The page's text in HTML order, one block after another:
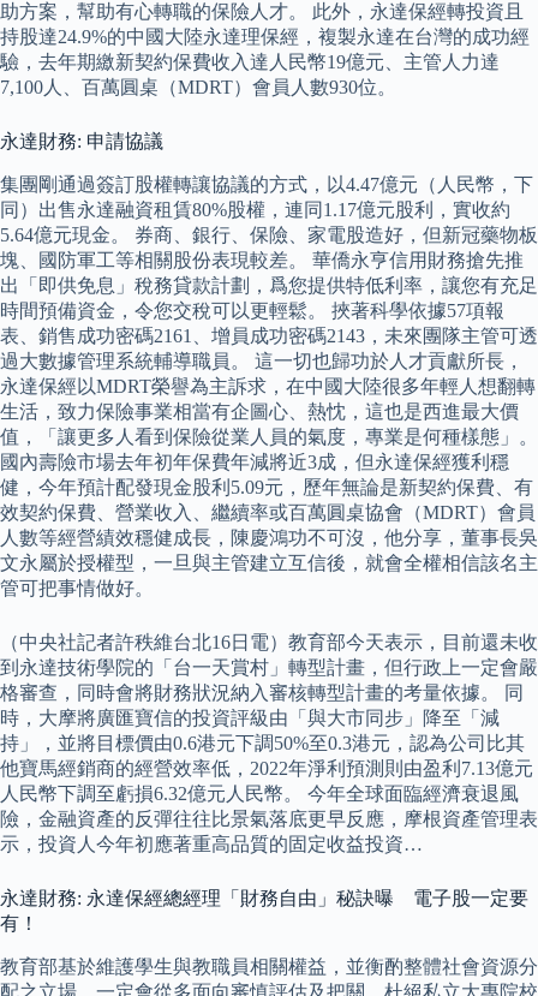
助方案，幫助有心轉職的保險人才。 此外，永達保經轉投資且
持股達24.9%的中國大陸永達理保經，複製永達在台灣的成功經
驗，去年期繳新契約保費收入達人民幣19億元、主管人力達
7,100人、百萬圓桌（MDRT）會員人數930位。
永達財務: 申請協議
集團剛通過簽訂股權轉讓協議的方式，以4.47億元（人民幣，下
同）出售永達融資租賃80%股權，連同1.17億元股利，實收約
5.64億元現金。 券商、銀行、保險、家電股造好，但新冠藥物板
塊、國防軍工等相關股份表現較差。 華僑永亨信用財務搶先推
出「即供免息」稅務貸款計劃，爲您提供特低利率，讓您有充足
時間預備資金，令您交稅可以更輕鬆。 挾著科學依據57項報
表、銷售成功密碼2161、增員成功密碼2143，未來團隊主管可透
過大數據管理系統輔導職員。 這一切也歸功於人才貢獻所長，
永達保經以MDRT榮譽為主訴求，在中國大陸很多年輕人想翻轉
生活，致力保險事業相當有企圖心、熱忱，這也是西進最大價
值，「讓更多人看到保險從業人員的氣度，專業是何種樣態」。
國內壽險市場去年初年保費年減將近3成，但永達保經獲利穩
健，今年預計配發現金股利5.09元，歷年無論是新契約保費、有
效契約保費、營業收入、繼續率或百萬圓桌協會（MDRT）會員
人數等經營績效穩健成長，陳慶鴻功不可沒，他分享，董事長吳
文永屬於授權型，一旦與主管建立互信後，就會全權相信該名主
管可把事情做好。
（中央社記者許秩維台北16日電）教育部今天表示，目前還未收
到永達技術學院的「台一天賞村」轉型計畫，但行政上一定會嚴
格審查，同時會將財務狀況納入審核轉型計畫的考量依據。 同
時，大摩將廣匯寶信的投資評級由「與大市同步」降至「減
持」，並將目標價由0.6港元下調50%至0.3港元，認為公司比其
他寶馬經銷商的經營效率低，2022年淨利預測則由盈利7.13億元
人民幣下調至虧損6.32億元人民幣。 今年全球面臨經濟衰退風
險，金融資產的反彈往往比景氣落底更早反應，摩根資產管理表
示，投資人今年初應著重高品質的固定收益投資…
永達財務: 永達保經總經理「財務自由」秘訣曝 電子股一定要
有！
教育部基於維護學生與教職員相關權益，並衡酌整體社會資源分
配之立場，一定會從多面向審慎評估及把關，杜絕私立大專院校